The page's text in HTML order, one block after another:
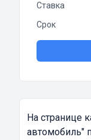
Ставка
Срок
На странице
автомобиль"